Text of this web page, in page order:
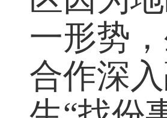
区因为
一形势
合作深